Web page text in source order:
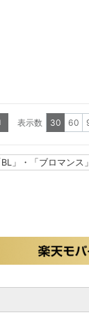
表示数 30 60
BL」・「ブロマン